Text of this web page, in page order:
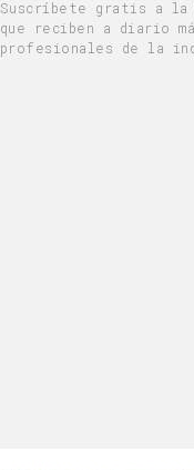
Suscríbete gratis a la
que reciben a diario
profesionales de la